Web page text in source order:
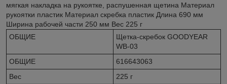
мягкая накладка на рукоятке, распушенная щетина Материал
рукоятки пластик Материал скребка пластик Длина 690 мм
Ширина рабочей части 250 мм Вес 225 г
ОБЩИЕ
Щетка-скребок GOODYEAR
WB-03
ОБЩИЕ
616643063
Вес
225 г